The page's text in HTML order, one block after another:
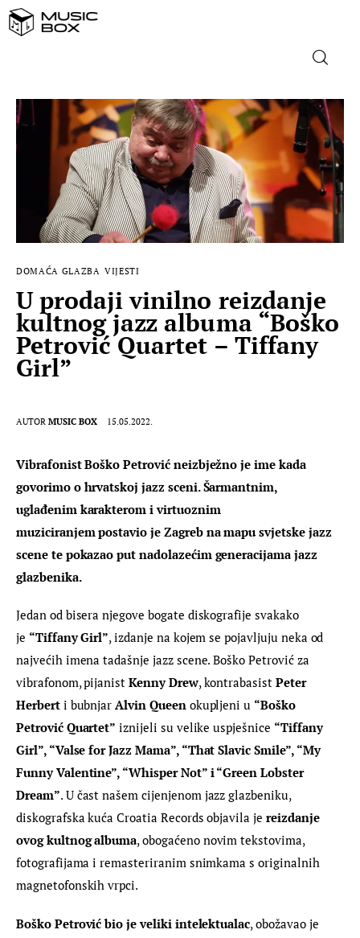
NASLOVNICA
DOMAĆA GLAZBA
STRANA GLAZBA
FILM
MUSIC BOX
DOMAĆA GLAZBA VIJESTI
U prodaji vinilno reizdanje
kultnog jazz albuma “Boško
Petrović Quartet – Tiffany
Girl”
AUTOR MUSIC BOX 15.05.2022.
Vibrafonist Boško Petrović neizbježno je ime kada
govorimo o hrvatskoj jazz sceni. Šarmantnim,
uglađenim karakterom i virtuoznim
muziciranjem postavio je Zagreb na mapu svjetske jazz
scene te pokazao put nadolazećim generacijama jazz
glazbenika.
Jedan od bisera njegove bogate diskografije svakako
je “Tiffany Girl”, izdanje na kojem se pojavljuju neka od
najvećih imena tadašnje jazz scene. Boško Petrović za
vibrafonom, pijanist Kenny Drew, kontrabasist Peter
Herbert i bubnjar Alvin Queen okupljeni u “Boško
Petrović Quartet” iznijeli su velike uspješnice “Tiffany
Girl”, “Valse for Jazz Mama”, “That Slavic Smile”, “My
Funny Valentine”, “Whisper Not” i “Green Lobster
Dream”. U čast našem cijenjenom jazz glazbeniku,
diskografska kuća Croatia Records objavila je reizdanje
ovog kultnog albuma, obogaćeno novim tekstovima,
fotografijama i remasteriranim snimkama s originalnih
magnetofonskih vrpci.
Boško Petrović bio je veliki intelektualac, obožavao je